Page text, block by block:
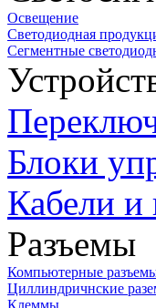
Освещение
Светодиодная
Сегментные
Блоки
Кабели и
Разъемы
Компьютерные
Циллиндричнские